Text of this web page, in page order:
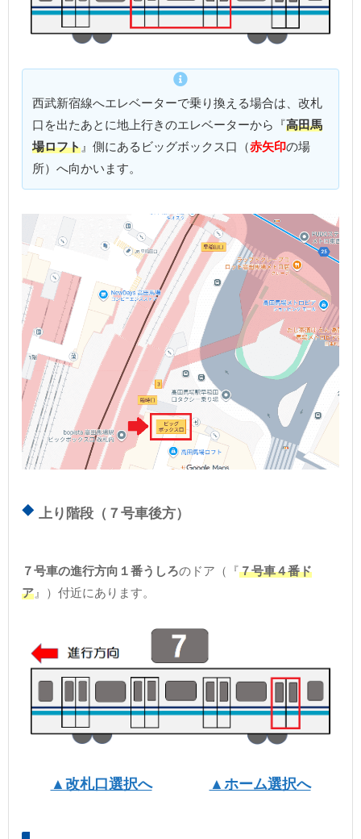
西武新宿線へエレベーターで乗り換える場合は、改札
口を出たあとに地上行きのエレベーターから『高田馬
場ロフト 』側にあるビッグボックス口（赤矢印の場
所）へ向かいます。
上り階段（７号車後方）
７号車の進行方向１番うしろのドア（『７号車４番ド
ア 』）付近にあります。
▲改札口選択へ ▲ホーム選択へ